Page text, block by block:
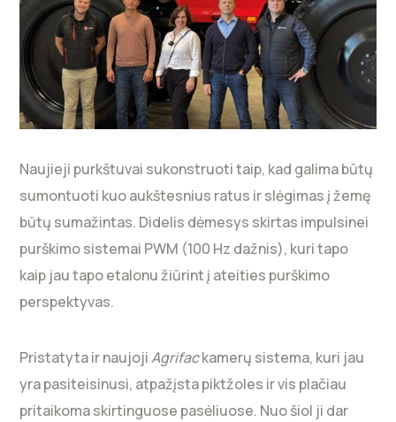
Naujieji purkštuvai sukonstruoti taip, kad galima būtų
sumontuoti kuo aukštesnius ratus ir slėgimas į žemę
būtų sumažintas. Didelis dėmesys skirtas impulsinei
purškimo sistemai PWM (100 Hz dažnis), kuri tapo
kaip jau tapo etalonu žiūrint į ateities purškimo
perspektyvas.
Pristatyta ir naujojiAgrifackamerų sistema, kuri jau
yra pasiteisinusi, atpažįsta piktžoles ir vis plačiau
pritaikoma skirtinguose pasėliuose. Nuo šiol ji dar